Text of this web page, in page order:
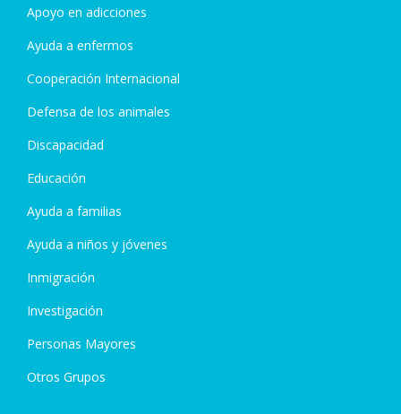
Apoyo en adicciones
Ayuda a enfermos
Cooperación Internacional
Defensa de los animales
Discapacidad
Educación
Ayuda a familias
Ayuda a niños y jóvenes
Inmigración
Investigación
Personas Mayores
Otros Grupos